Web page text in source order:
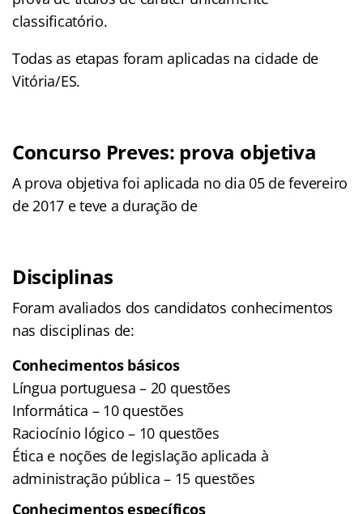
classificatório.
Todas as etapas foram aplicadas na cidade de
Vitória/ES.
Concurso Preves: prova objetiva
A prova objetiva foi aplicada no dia 05 de fevereiro
de 2017 e teve a duração de
Disciplinas
Foram avaliados dos candidatos conhecimentos
nas disciplinas de:
Conhecimentos básicos
Língua portuguesa – 20 questões
Informática – 10 questões
Raciocínio lógico – 10 questões
Ética e noções de legislação aplicada à
administração pública – 15 questões
Conhecimentos específicos